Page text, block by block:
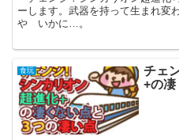
ーします。武器を持って生まれ変
や いかに…。
食玩
チェ
+の凄